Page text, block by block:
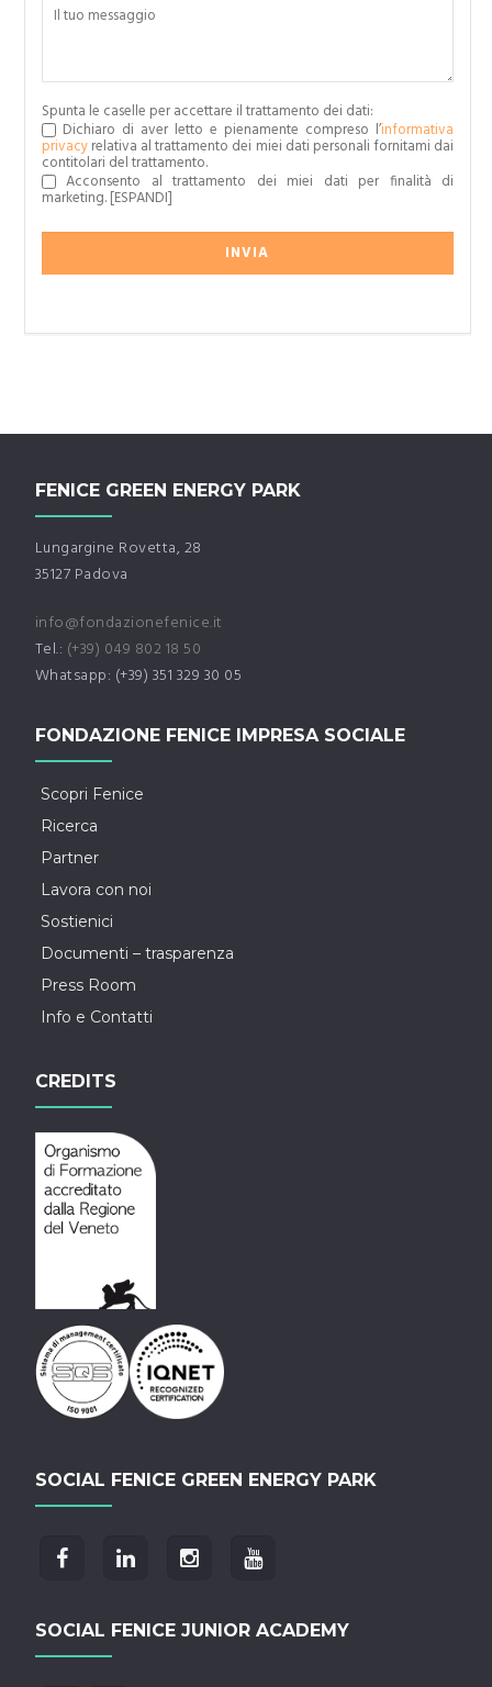
Spunta le caselle per accettare il trattamento dei dati:
Dichiaro di aver letto e pienamente compreso l’informativa
privacyrelativa al trattamento dei miei dati personali fornitami dai
contitolari del trattamento.
Acconsento al trattamento dei miei dati per finalità di
marketing.[ESPANDI]
FENICE GREEN ENERGY PARK
Lungargine Rovetta, 28
35127 Padova
info@fondazionefenice.it
Tel.: (+39) 049 802 18 50
Whatsapp: (+39) 351 329 30 05
FONDAZIONE FENICE IMPRESA SOCIALE
Scopri Fenice
Ricerca
Partner
Lavora con noi
Sostienici
Documenti – trasparenza
Press Room
Info e Contatti
CREDITS
SOCIAL FENICE GREEN ENERGY PARK
SOCIAL FENICE JUNIOR ACADEMY